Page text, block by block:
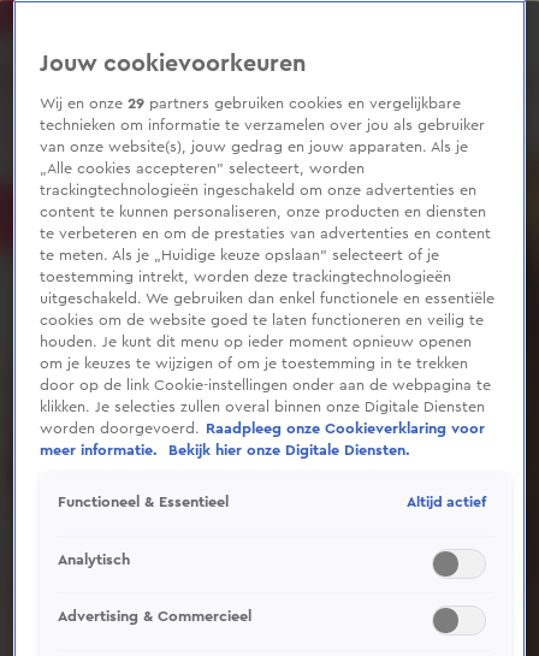
0
seconds
Deze video is niet beschikbaar op je huidige locatie
Jouw cookievoorkeuren
Wij en onze29 partners gebruiken cookies en vergelijkbare
technieken om informatie te verzamelen over jou als gebruiker
van onze website(s), jouw gedrag en jouw apparaten. Als je
„Alle cookies accepteren” selecteert, worden
trackingtechnologieën ingeschakeld om onze advertenties en
content te kunnen personaliseren, onze producten en diensten
te verbeteren en om de prestaties van advertenties en content
te meten. Als je „Huidige keuze opslaan” selecteert of je
toestemming intrekt, worden deze trackingtechnologieën
uitgeschakeld. We gebruiken dan enkel functionele en essentiële
cookies om de website goed te laten functioneren en veilig te
houden. Je kunt dit menu op ieder moment opnieuw openen
om je keuzes te wijzigen of om je toestemming in te trekken
door op de link Cookie-instellingen onder aan de webpagina te
klikken. Je selecties zullen overal binnen onze Digitale Diensten
worden doorgevoerd.
Raadpleeg onze Cookieverklaring voor
meer informatie.
Bekijk hier onze Digitale Diensten.
Functioneel & Essentieel Altijd actief
Analytisch
Advertising & Commercieel